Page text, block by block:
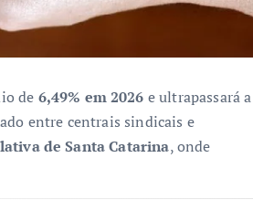
de 6,49% em 2026 e ultrapassará a
entre centrais sindicais e
de Santa Catarina, onde